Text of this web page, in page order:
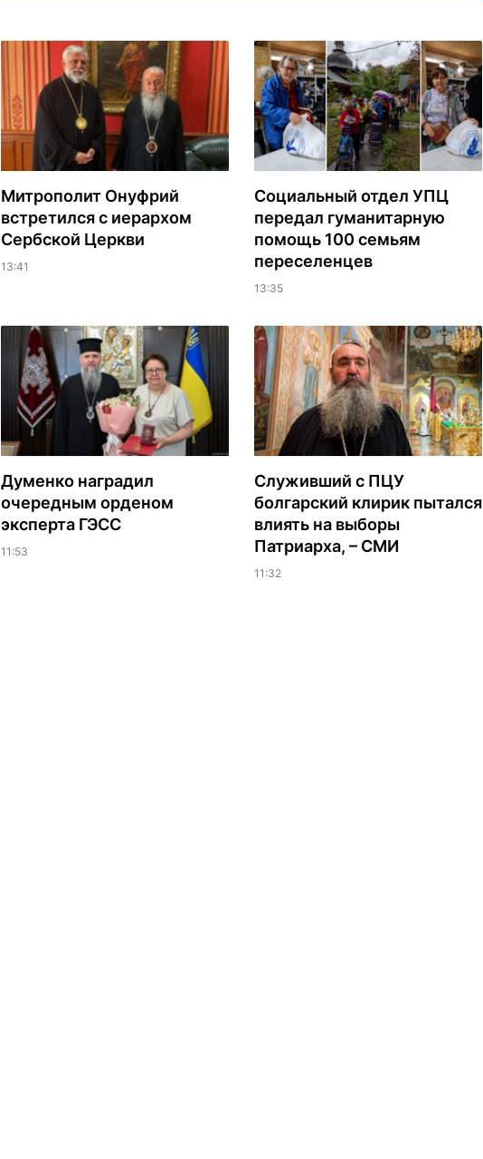
Митрополит Онуфрий
встретился с иерархом
Сербской Церкви
13:41
Социальный отдел УПЦ
передал гуманитарную
помощь 100 семьям
переселенцев
13:35
Думенко наградил
очередным орденом
эксперта ГЭСС
11:53
Служивший с ПЦУ
болгарский клирик пытался
влиять на выборы
Патриарха, – СМИ
11:32